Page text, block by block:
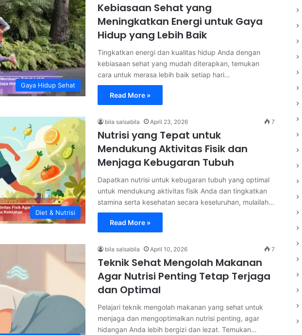
Gaya Hidup Sehat
Kebiasaan Sehat yang
Meningkatkan Energi untuk Gaya
Hidup yang Lebih Baik
Tingkatkan energi dan kualitas hidup Anda dengan
kebiasaan sehat yang mudah diterapkan, temukan
cara untuk merasa lebih baik setiap hari…
Read More »
Diet & Nutrisi
bila salsabila April 23, 2026 7
Nutrisi yang Tepat untuk
Mendukung Aktivitas Fisik dan
Menjaga Kebugaran Tubuh
Dapatkan nutrisi untuk kebugaran tubuh yang optimal
untuk mendukung aktivitas fisik Anda dan tingkatkan
stamina serta kesehatan secara keseluruhan, mulailah…
Read More »
bila salsabila April 10, 2026 7
Teknik Sehat Mengolah Makanan
Agar Nutrisi Penting Tetap Terjaga
dan Optimal
Pelajari teknik mengolah makanan yang sehat untuk
menjaga dan mengoptimalkan nutrisi penting, agar
hidangan Anda lebih bergizi dan lezat. Temukan…